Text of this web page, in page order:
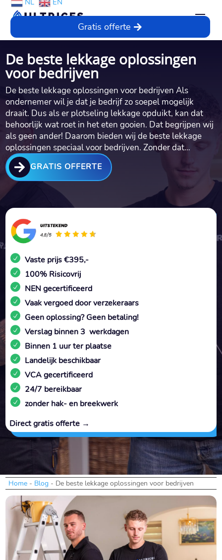
NL EN
Gratis offerte
De beste lekkage oplossingen
voor bedrijven
De beste lekkage oplossingen voor bedrijven Als
ondernemer wil je dat je bedrijf zo soepel mogelijk
draait.​ Dus als er plotseling lekkage opduikt, kan dat
behoorlijk wat roet in het eten gooien.​ Dat begrijpen wij
als geen ander! Daarom bieden wij de beste lekkage
oplossingen speciaal voor bedrijven.​ Zonder dat…
 GRATIS OFFERTE
Vaste prijs €395,-
100% Risicovrij
NEN gecertificeerd
Vaak vergoed door verzekeraars
Geen oplossing? Geen betaling!
Verslag binnen 3 werkdagen
Binnen 1 uur ter plaatse
Landelijk beschikbaar
VCA gecertificeerd
24/7 bereikbaar
zonder hak- en breekwerk
Direct gratis offerte →
Home - Blog - De beste lekkage oplossingen voor bedrijven